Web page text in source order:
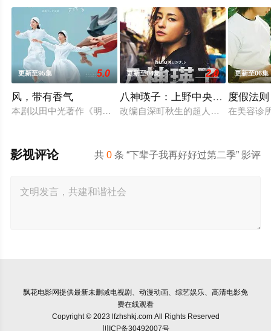
更新至95集 5.0
风，带有香气
本剧以田中光著作《明治的南丁格尔 大关和物语》为原案，取
更新至04集 2.0
八神瑛子：上野中央署组织犯罪
改编自深町秋生的超人气警察小说《
更新至06集
度假法则
在美容诊
共0 条 “下辈子我再好好过第二季” 影评
影视评论
飘花电影网提供最新未删减电视剧、动漫动画、综艺娱乐、高清电影免
费在线观看
Copyright © 2023 lfzhshkj.com All Rights Reserved
川ICP备30492007号